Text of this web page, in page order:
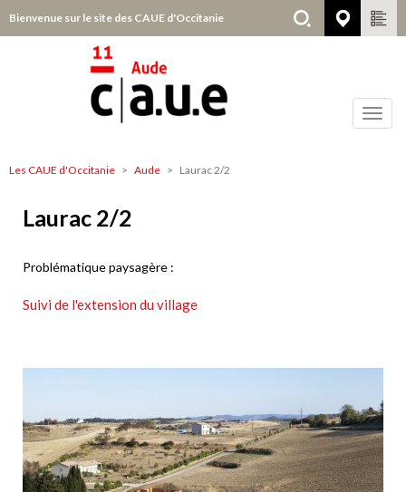
au
Bienvenue sur le site des CAUE d'Occitanie Aude
Aude
Les CAUE d'Occitanie Aude Laurac 2/2
Laurac 2/2
Problématique paysagère :
Suivi de l'extension du village